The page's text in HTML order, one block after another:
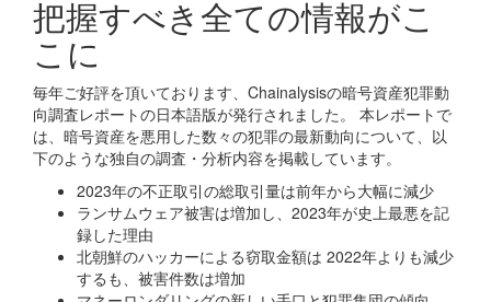
把握すべき全ての情報がこ
こに
毎年ご好評を頂いております、Chainalysisの暗号資産犯罪動
向調査レポートの日本語版が発行されました。 本レポートで
は、暗号資産を悪用した数々の犯罪の最新動向について、以
下のような独自の調査・分析内容を掲載しています。
2023年の不正取引の総取引量は前年から大幅に減少
ランサムウェア被害は増加し、2023年が史上最悪を記
録した理由
北朝鮮のハッカーによる窃取金額は 2022年よりも減少
するも、被害件数は増加